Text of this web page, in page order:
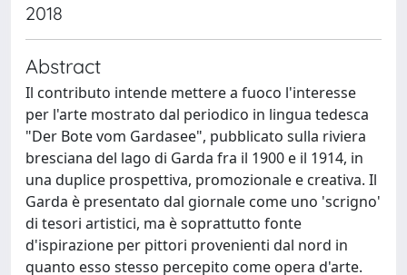
2018
Abstract
Il contributo intende mettere a fuoco l'interesse
per l'arte mostrato dal periodico in lingua tedesca
"Der Bote vom Gardasee", pubblicato sulla riviera
bresciana del lago di Garda fra il 1900 e il 1914, in
una duplice prospettiva, promozionale e creativa. Il
Garda è presentato dal giornale come uno 'scrigno'
di tesori artistici, ma è soprattutto fonte
d'ispirazione per pittori provenienti dal nord in
quanto esso stesso percepito come opera d'arte.